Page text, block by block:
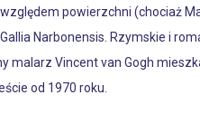
powierzchni (chociaż
Narbonensis. Rzymskie i
malarz Vincent van Gogh
od 1970 roku.